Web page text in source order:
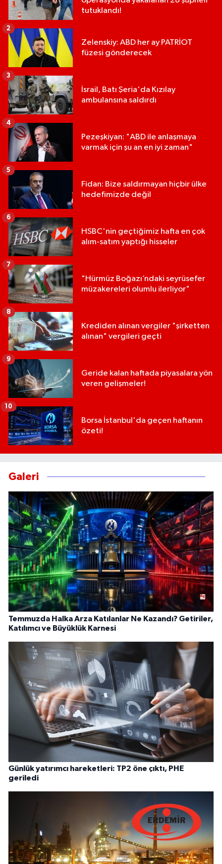
tutuklandı!
Zelenskiy: ABD her ay PATRİOT
füzesi gönderecek
2
İsrail, Batı Şeria'da Kızılay
ambulansına saldırdı
3
Pezeşkiyan: "ABD ile anlaşmaya
varmak için şu an en iyi zaman"
4
Fidan: Bize saldırmayan hiçbir ülke
hedefimizde değil
5
HSBC'nin geçtiğimiz hafta en çok
alım-satım yaptığı hisseler
6
"Hürmüz Boğazı’ndaki seyrüsefer
müzakereleri olumlu ilerliyor"
7
Krediden alınan vergiler "şirketten
alınan" vergileri geçti
8
Geride kalan haftada piyasalara yön
veren gelişmeler!
9
Borsa İstanbul'da geçen haftanın
özeti!
10
Galeri
Temmuzda Halka Arza Katılanlar Ne Kazandı? Getiriler,
Katılımcı ve Büyüklük Karnesi
Günlük yatırımcı hareketleri: TP2 öne çıktı, PHE
geriledi